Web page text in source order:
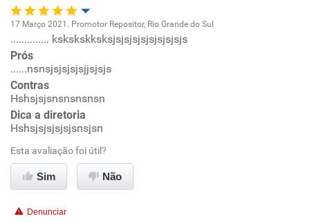
Recomenda a diretoria
Oportunidade de promoção
Ambiente de trabalho
Conciliação com a vida familiar
Recomenda esta empresa
17 Março 2021. Promotor Repositor, Rio Grande do Sul
.............. kskskskksksjsjsjsjsjsjsjsjsjs
Prós
......nsnsjsjsjsjsjjsjsjs
Contras
Hshsjsjsnsnsnsnsn
Dica a diretoria
Hshsjsjsjsjsjsnsjsn
Esta avaliação foi útil?
Sim Não
Denunciar